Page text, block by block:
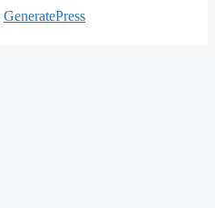
GeneratePress